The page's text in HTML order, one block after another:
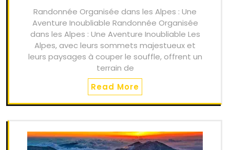
Randonnée Organisée dans les Alpes : Une
Aventure Inoubliable Randonnée Organisée
dans les Alpes : Une Aventure Inoubliable Les
Alpes, avec leurs sommets majestueux et
leurs paysages à couper le souffle, offrent un
terrain de
Read More